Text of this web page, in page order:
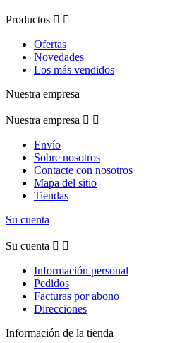
Productos  
Ofertas
Novedades
Los más vendidos
Nuestra empresa
Nuestra empresa  
Envío
Sobre nosotros
Contacte con nosotros
Mapa del sitio
Tiendas
Su cuenta
Su cuenta  
Información personal
Pedidos
Facturas por abono
Direcciones
Información de la tienda